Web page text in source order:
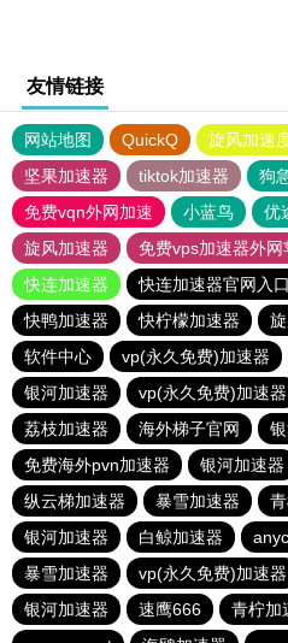
友情链接
网站地图 QuickQ 旋风加速
坚果加速器
tiktok加速器
狗
免费vqn外网加速
小蓝鸟 优
旋风加速器
免费vps加速器外网
快连加速器
快连加速器官网入口
快鸭加速器
快柠檬加速器
软件中心
vp(永久免费)加速器
银河加速器
vp(永久免费)加速器
荔枝加速器
海外梯子官网
免费海外pvn加速器
银河加速器
纵云梯加速器
暴雪加速器
银河加速器
白鲸加速器
暴雪加速器
vp(永久免费)加速器
银河加速器
速鹰666 青柠加